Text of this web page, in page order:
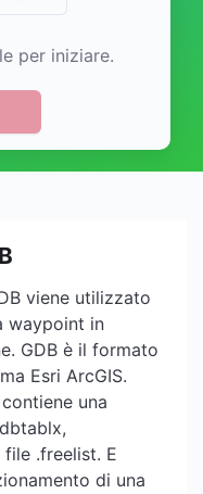
per iniziare.
viene utilizzato
waypoint in
GDB è il formato
Esri ArcGIS.
una
file .freelist. E
di una